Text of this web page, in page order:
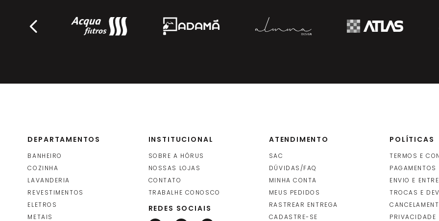
UNIDADE
ADICIONAR (cada
DEPARTAMENTOS
BANHEIRO
COZINHA
LAVANDERIA
REVESTIMENTOS
ELETROS
METAIS
INSTITUCIONAL
SOBRE A HÓRUS
NOSSAS LOJAS
CONTATO
TRABALHE CONOSCO
REDES SOCIAIS
ATENDIMENTO
SAC
DÚVIDAS/FAQ
MINHA CONTA
MEUS PEDIDOS
RASTREAR ENTREGA
CADASTRE-SE
POLÍTICAS
TERMOS E
PAGAMENTOS
ENVIO E
TROCAS E
PRIVACIDADE